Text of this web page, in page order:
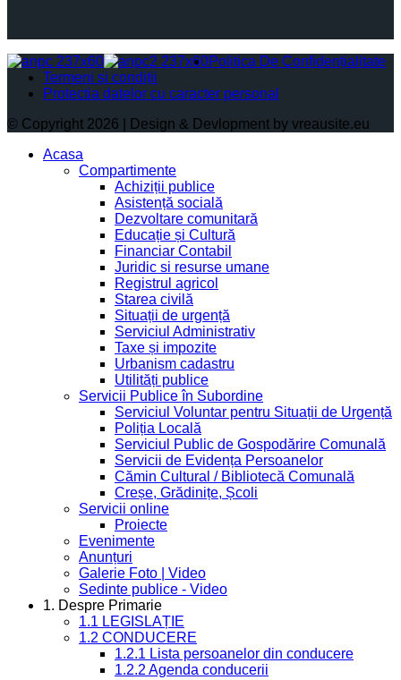
Politica De Confidențialitate
Termeni și condiții
Protectia datelor cu caracter personal
© Copyright 2026 | Design & Devlopment by vreausite.eu
Acasa
Compartimente
Achiziții publice
Asistență socială
Dezvoltare comunitară
Educație și Cultură
Financiar Contabil
Juridic si resurse umane
Registrul agricol
Starea civilă
Situații de urgență
Serviciul Administrativ
Taxe și impozite
Urbanism cadastru
Utilități publice
Servicii Publice în Subordine
Serviciul Voluntar pentru Situații de Urgență
Poliția Locală
Serviciul Public de Gospodărire Comunală
Servicii de Evidența Persoanelor
Cămin Cultural / Bibliotecă Comunală
Creșe, Grădinițe, Școli
Servicii online
Proiecte
Evenimente
Anunțuri
Galerie Foto | Video
Sedinte publice - Video
1. Despre Primarie
1.1 LEGISLAȚIE
1.2 CONDUCERE
1.2.1 Lista persoanelor din conducere
1.2.2 Agenda conducerii